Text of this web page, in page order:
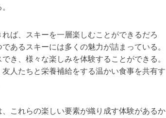
ば、スキーを一層楽しむことができるだろ
あるスキーには多くの魅力が詰まっている。
き、様々な楽しみを体験することができる。
人たちと栄養補給をする温かい食事を共有す
これらの楽しい要素が織り成す体験があるか